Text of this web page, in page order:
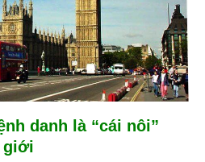
danh là “cái nôi”
giới